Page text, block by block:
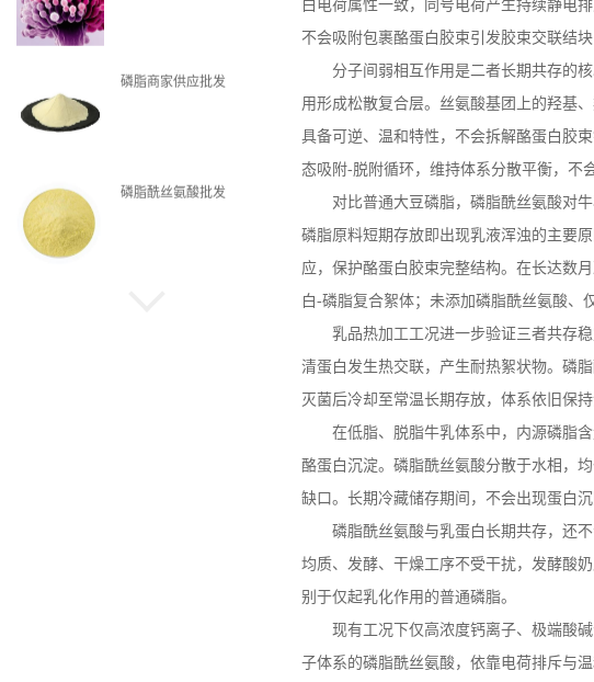
磷脂商家供应批发
磷脂酰丝氨酸批发
白电荷属性一致，同号电荷产生持续静电
不会吸附包裹酪蛋白胶束引发胶束交联结
分子间弱相互作用是二者长期共存的
用形成松散复合层。丝氨酸基团上的羟基
具备可逆、温和特性，不会拆解酪蛋白胶
态吸附-脱附循环，维持体系分散平衡，不
对比普通大豆磷脂，磷脂酰丝氨酸对
磷脂原料短期存放即出现乳液浑浊的主要
应，保护酪蛋白胶束完整结构。在长达数
白-磷脂复合絮体；未添加磷脂酰丝氨酸、
乳品热加工工况进一步验证三者共存
清蛋白发生热交联，产生耐热絮状物。磷
灭菌后冷却至常温长期存放，体系依旧保
在低脂、脱脂牛乳体系中，内源磷脂
酪蛋白沉淀。磷脂酰丝氨酸分散于水相，
缺口。长期冷藏储存期间，不会出现蛋白
磷脂酰丝氨酸与乳蛋白长期共存，还
均质、发酵、干燥工序不受干扰，发酵酸
别于仅起乳化作用的普通磷脂。
现有工况下仅高浓度钙离子、极端酸
子体系的磷脂酰丝氨酸，依靠电荷排斥与